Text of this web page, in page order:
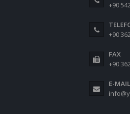
+90
+90
FAX
+90
E-MAIL